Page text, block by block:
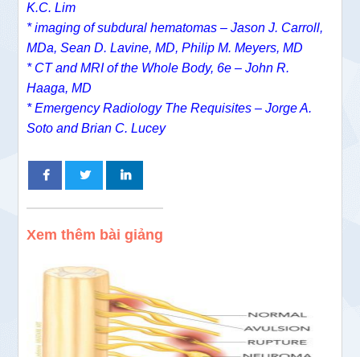
K.C. Lim
* imaging of subdural hematomas – Jason J. Carroll,
MDa, Sean D. Lavine, MD, Philip M. Meyers, MD
* CT and MRI of the Whole Body, 6e – John R.
Haaga, MD
* Emergency Radiology The Requisites – Jorge A.
Soto and Brian C. Lucey
Xem thêm bài giảng